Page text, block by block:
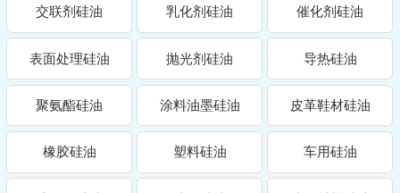
交联剂硅油 乳化剂硅油 催化剂硅油
表面处理硅油 抛光剂硅油 导热硅油
聚氨酯硅油 涂料油墨硅油 皮革鞋材硅油
橡胶硅油 塑料硅油 车用硅油